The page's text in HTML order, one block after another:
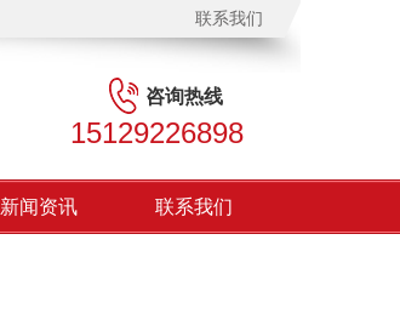
联系我们
咨询热线
15129226898
新闻资讯 联系我们